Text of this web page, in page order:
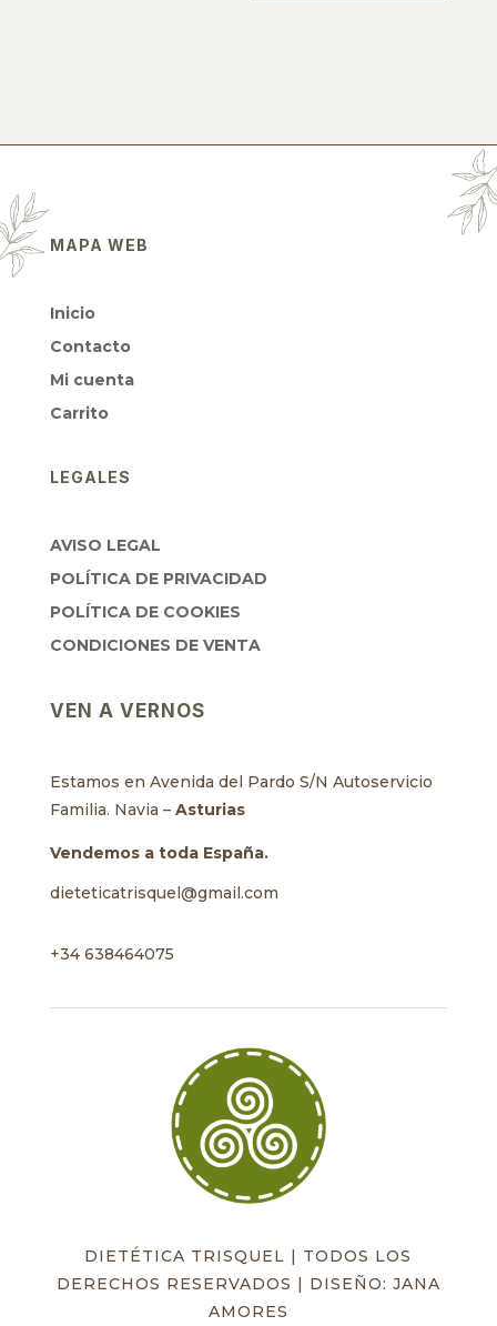
MAPA WEB
Inicio
Contacto
Mi cuenta
Carrito
LEGALES
AVISO LEGAL
POLÍTICA DE PRIVACIDAD
POLÍTICA DE COOKIES
CONDICIONES DE VENTA
VEN A VERNOS
Estamos en Avenida del Pardo S/N Autoservicio
Familia. Navia – Asturias
Vendemos a toda España.
dieteticatrisquel@gmail.com
+34 638464075
DIETÉTICA TRISQUEL | TODOS LOS
DERECHOS RESERVADOS | DISEÑO: JANA
AMORES